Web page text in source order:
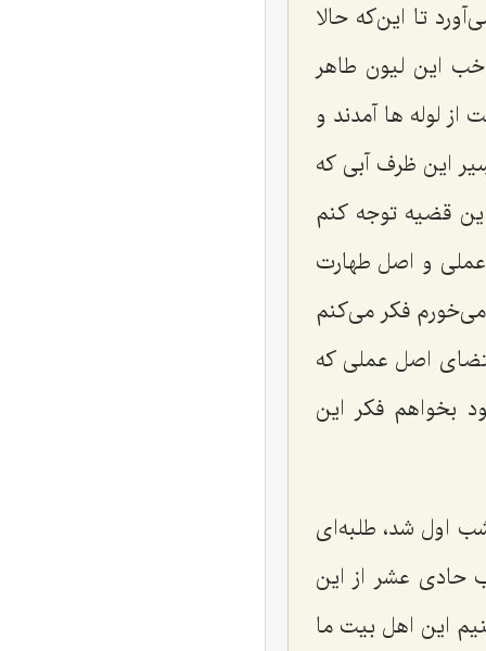
تا این‌که حالا
این لیون طاهر
ها آمدند و
این ظرف آبی که
قضیه توجه کنم
و اصل طهارت
فکر می‌کنم
اصل عملی که
بخواهم فکر این
اول شد، طلبه‌ای
حادی عشر از این
این اهل بیت ما